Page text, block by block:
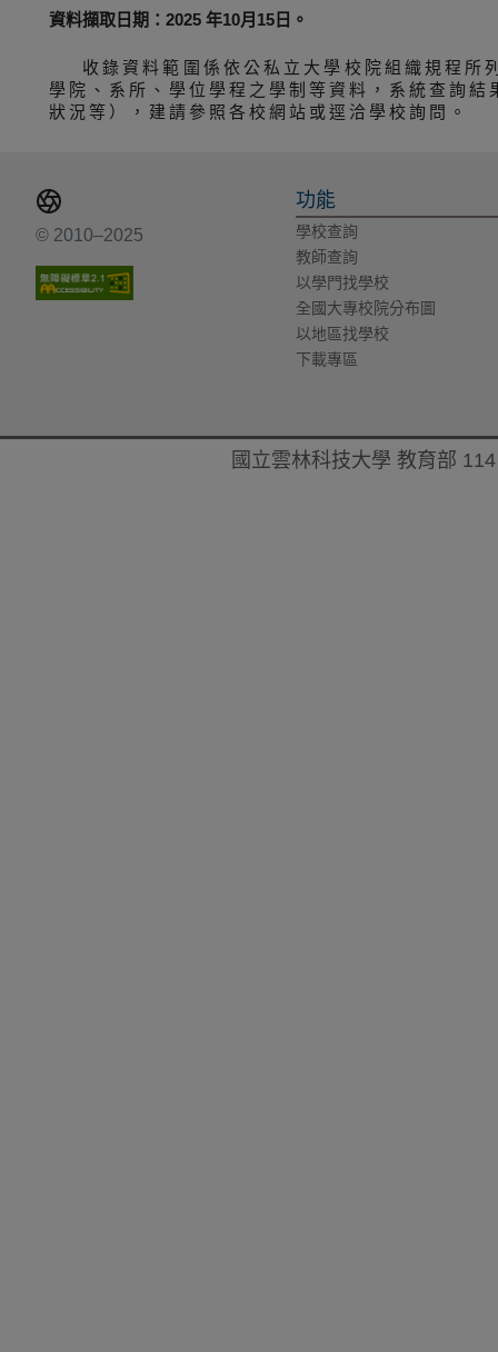
資料擷取日期：2025 年10月15日。
收錄資料範圍係依公私立大學校院組織規程
學院、系所、學位學程之學制等資料，系統查詢
狀況等），建請參照各校網站或逕洽學校詢問。
© 2010–2025
功能
學校查詢
教師查詢
以學門找學校
全國大專校院分布圖
以地區找學校
下載專區
國立雲林科技大學 教育部